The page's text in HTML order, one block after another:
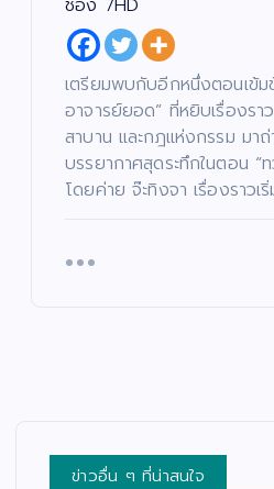
ช่อง 7HD
เตรียมพบกับอีกหนึ่งตอนเข้ม
อาจารย์ยอด” ที่หยิบเรื่องร
สาบาน และกฎแห่งกรรม มา
บรรยากาศสุดระทึกในตอน “
โดยค่าย จ๊ะทิงจา เรื่องราวเ
ข่าวอื่น ๆ ที่น่าสนใจ